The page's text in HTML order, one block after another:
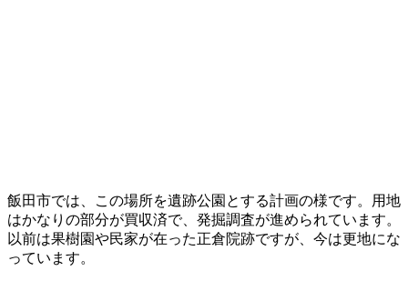
飯田市では、この場所を遺跡公園とする計画の様です。用地
はかなりの部分が買収済で、発掘調査が進められています。
以前は果樹園や民家が在った正倉院跡ですが、今は更地にな
っています。